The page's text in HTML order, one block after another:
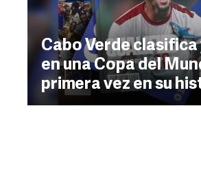
Cabo Verde
en una Copa del
primera vez en su